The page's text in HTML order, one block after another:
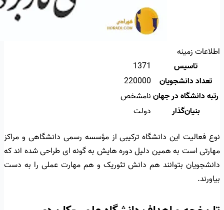
اطلاعات زمینه
تاسیس
1371
تعداد دانشجویان
220000
رتبه دانشگاه در جهاننامشخص
بنیان‌گذار
دولت
نوع فعالیت این دانشگاه ترکیبی از مؤسسه رسمی دانشگاهی و مراکز
مهارتی است به همین دلیل دوره هایش به گونه ای طراحی شده اند که
دانشجویان بتوانند هم دانش تئوریک و هم مهارت عملی را به دست
بیاورند.